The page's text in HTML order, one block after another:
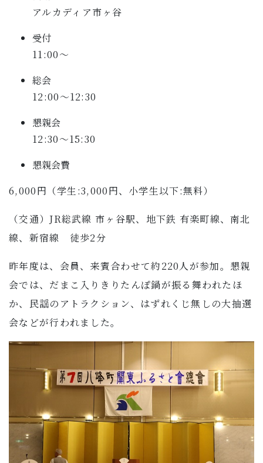
アルカディア市ヶ谷
受付
11:00〜
総会
12:00〜12:30
懇親会
12:30〜15:30
懇親会費
6,000円（学生:3,000円、小学生以下:無料）
（交通）JR総武線 市ヶ谷駅、地下鉄 有楽町線、南北
線、新宿線 徒歩2分
昨年度は、会員、来賓合わせて約220人が参加。懇親
会では、だまこ入りきりたんぽ鍋が振る舞われたほ
か、民謡のアトラクション、はずれくじ無しの大抽選
会などが行われました。